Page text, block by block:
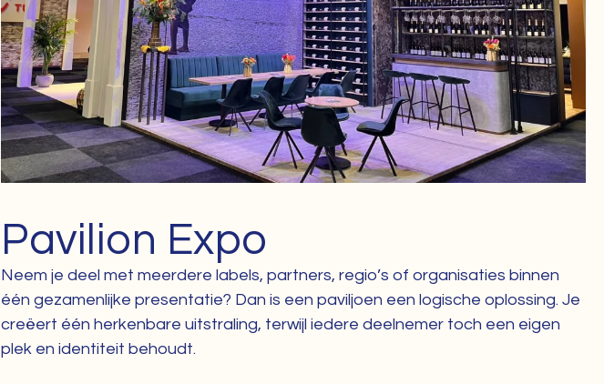
Pavilion Expo
Neem je deel met meerdere labels, partners, regio’s of organisaties binnen
één gezamenlijke presentatie? Dan is een paviljoen een logische oplossing. Je
creëert één herkenbare uitstraling, terwijl iedere deelnemer toch een eigen
plek en identiteit behoudt.